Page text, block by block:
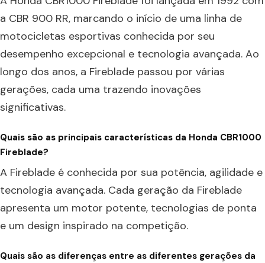
a CBR 900 RR, marcando o início de uma linha de
motocicletas esportivas conhecida por seu
desempenho excepcional e tecnologia avançada. Ao
longo dos anos, a Fireblade passou por várias
gerações, cada uma trazendo inovações
significativas.
Quais são as principais características da Honda CBR1000
Fireblade?
A Fireblade é conhecida por sua potência, agilidade e
tecnologia avançada. Cada geração da Fireblade
apresenta um motor potente, tecnologias de ponta
e um design inspirado na competição.
Quais são as diferenças entre as diferentes gerações da